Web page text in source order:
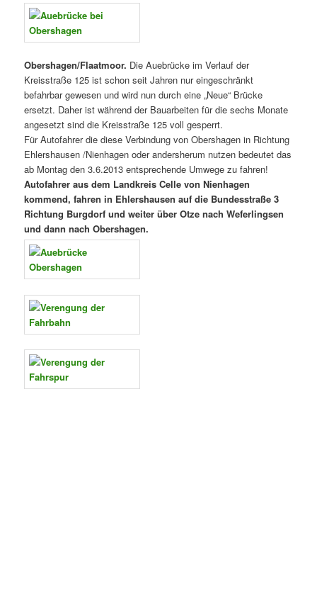
Obershagen/Flaatmoor. Die Auebrücke im Verlauf der
Kreisstraße 125 ist schon seit Jahren nur eingeschränkt
befahrbar gewesen und wird nun durch eine „Neue“ Brücke
ersetzt. Daher ist während der Bauarbeiten für die sechs Monate
angesetzt sind die Kreisstraße 125 voll gesperrt.
Für Autofahrer die diese Verbindung von Obershagen in Richtung
Ehlershausen /Nienhagen oder andersherum nutzen bedeutet das
ab Montag den 3.6.2013 entsprechende Umwege zu fahren!
Autofahrer aus dem Landkreis Celle von Nienhagen
kommend, fahren in Ehlershausen auf die Bundesstraße 3
Richtung Burgdorf und weiter über Otze nach Weferlingsen
und dann nach Obershagen.